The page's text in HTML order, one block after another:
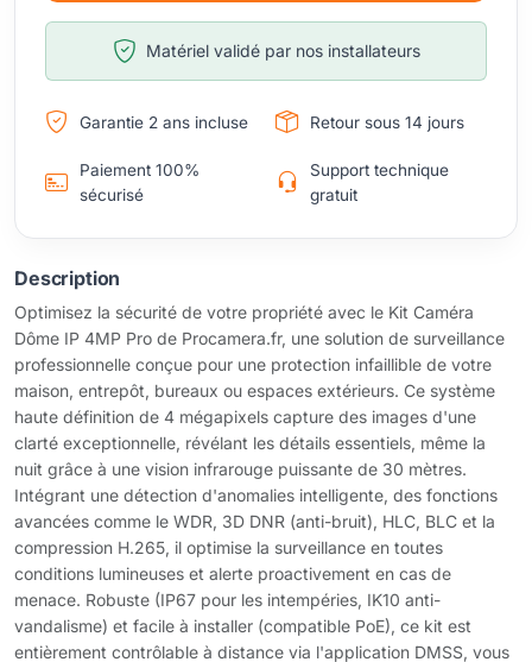
Matériel validé par nos installateurs
Garantie 2 ans incluse Retour sous 14 jours
Paiement 100%
sécurisé
Support technique
gratuit
Description
Optimisez la sécurité de votre propriété avec le Kit Caméra
Dôme IP 4MP Pro de Procamera.fr, une solution de surveillance
professionnelle conçue pour une protection infaillible de votre
maison, entrepôt, bureaux ou espaces extérieurs. Ce système
haute définition de 4 mégapixels capture des images d'une
clarté exceptionnelle, révélant les détails essentiels, même la
nuit grâce à une vision infrarouge puissante de 30 mètres.
Intégrant une détection d'anomalies intelligente, des fonctions
avancées comme le WDR, 3D DNR (anti-bruit), HLC, BLC et la
compression H.265, il optimise la surveillance en toutes
conditions lumineuses et alerte proactivement en cas de
menace. Robuste (IP67 pour les intempéries, IK10 anti-
vandalisme) et facile à installer (compatible PoE), ce kit est
entièrement contrôlable à distance via l'application DMSS, vous